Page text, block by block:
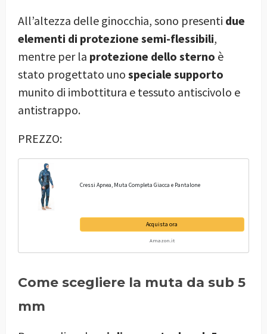
All’altezza delle ginocchia, sono presenti due
elementi di protezione semi-flessibili,
mentre per la protezione dello sterno è
stato progettato uno speciale supporto
munito di imbottitura e tessuto antiscivolo e
antistrappo.
PREZZO:
Cressi Apnea, Muta Completa Giacca e Pantalone
Acquista ora
Amazon.it
Come scegliere la muta da sub 5
mm